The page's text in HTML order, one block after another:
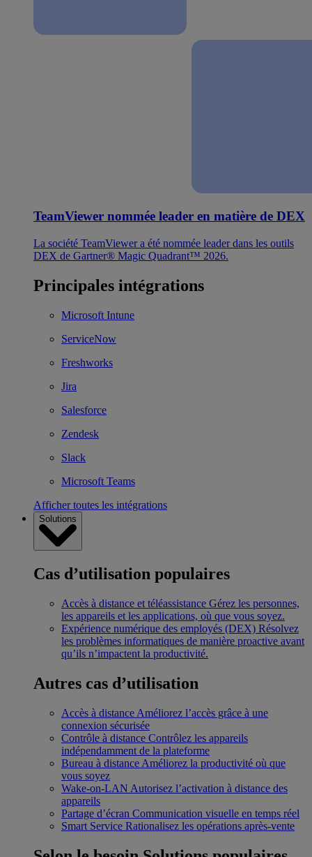
TeamViewer nommée leader en matière de DEX
La société TeamViewer a été nommée leader dans les outils
DEX de Gartner® Magic Quadrant™ 2026.
Principales intégrations
Microsoft Intune
ServiceNow
Freshworks
Jira
Salesforce
Zendesk
Slack
Microsoft Teams
Afficher toutes les intégrations
Solutions
Cas d’utilisation populaires
Accès à distance et téléassistance Gérez les personnes,
les appareils et les applications, où que vous soyez.
Expérience numérique des employés (DEX) Résolvez
les problèmes informatiques de manière proactive avant
qu’ils n’impactent la productivité.
Autres cas d’utilisation
Accès à distance Améliorez l’accès grâce à une
connexion sécurisée
Contrôle à distance Contrôlez les appareils
indépendamment de la plateforme
Bureau à distance Améliorez la productivité où que
vous soyez
Wake-on-LAN Autorisez l’activation à distance des
appareils
Partage d’écran Communication visuelle en temps réel
Smart Service Rationalisez les opérations après-vente